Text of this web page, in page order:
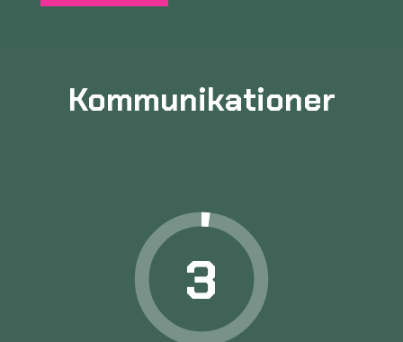
Kommunikationer
3